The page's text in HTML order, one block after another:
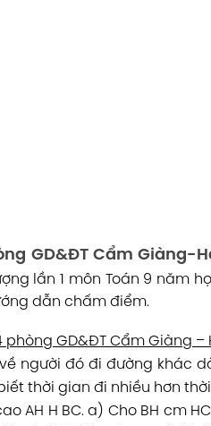
GD&ĐT Cẩm Giàng-
lần 1 môn Toán 9 năm
dẫn chấm điểm.
phòng GD&ĐT Cẩm Giàng –
người đó đi đường khác
thời gian đi nhiều hơn thời
AH H BC. a) Cho BH cm